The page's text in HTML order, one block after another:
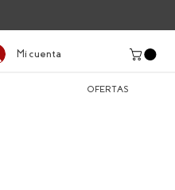
Mi cuenta
OFERTAS